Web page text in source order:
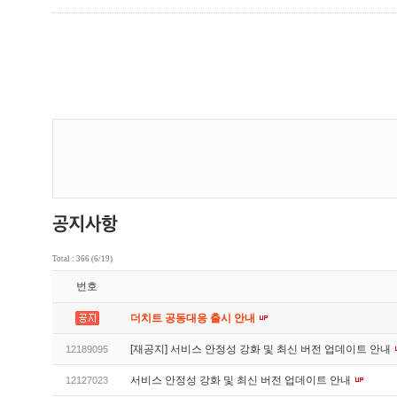
Total : 366 (6/19)
번호
더치트 공동대응 출시 안내
12189095 [재공지] 서비스 안정성 강화 및 최신 버전 업데이트 안내
12127023 서비스 안정성 강화 및 최신 버전 업데이트 안내